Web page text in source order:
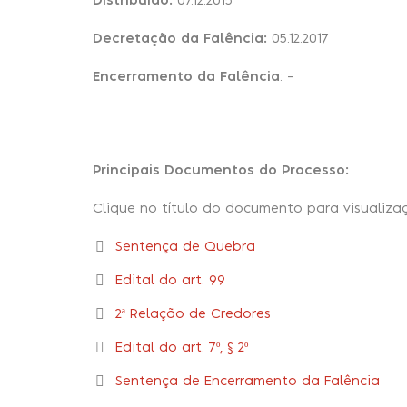
Decretação da Falência: 05.12.2017
Encerramento da Falência: –
Principais Documentos do Processo:
Clique no título do documento para
Sentença de Quebra
Edital do art. 99
2ª Relação de Credores
Edital do art. 7º, § 2º
Sentença de Encerramento da Falência